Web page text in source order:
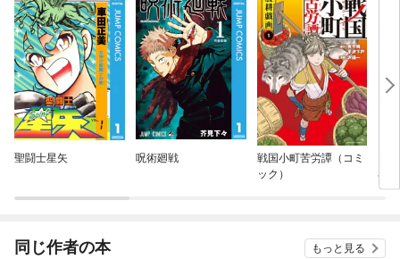
聖闘士星矢 呪術廻戦
戦国小町苦労譚（コミ
ック）
界
同じ作者の本 もっと見る